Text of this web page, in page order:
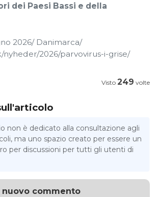
dei Paesi Bassi e della
2026/ Danimarca/
nyheder/2026/parvovirus-i-grise/
Visto 249 volte
non è dedicato alla consultazione agli
ma uno spazio creato per essere un
per discussioni per tutti gli utenti di
nuovo commento